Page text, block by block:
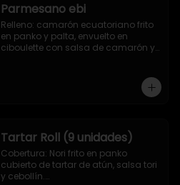
Parmesano ebi
Relleno: camarón ecuatoriano frito
en panko y palta, envuelto en
ciboulette con salsa de camarón y
Tartar Roll (9 unidades)
Cobertura: Nori frito en panko
cubierto de tartar de atún, salsa tori
y cebollín.